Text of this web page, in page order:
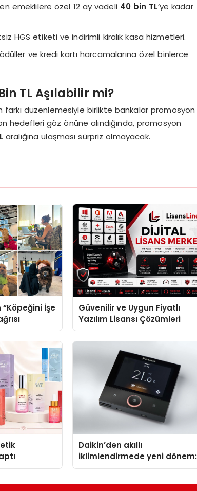
emeklilere özel 12 ay vadeli 40 bin TL‘ye kadar
HGS etiketi ve indirimli kiralık kasa hizmetleri.
ve kredi kartı harcamalarına özel binlerce
TL Aşılabilir mi?
farkı düzenlemesiyle birlikte bankalar promosyon
hedefleri göz önüne alındığında, promosyon
aralığına ulaşması sürpriz olmayacak.
“Köpeğini İşe
Güvenilir ve Uygun Fiyatlı
Yazılım Lisansı Çözümleri
Daikin’den akıllı
iklimlendirmede yeni dönem:
Madoka Plus Türkiye’de